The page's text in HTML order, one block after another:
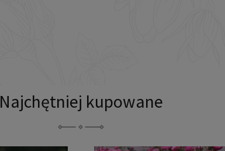
Najchętniej kupowane